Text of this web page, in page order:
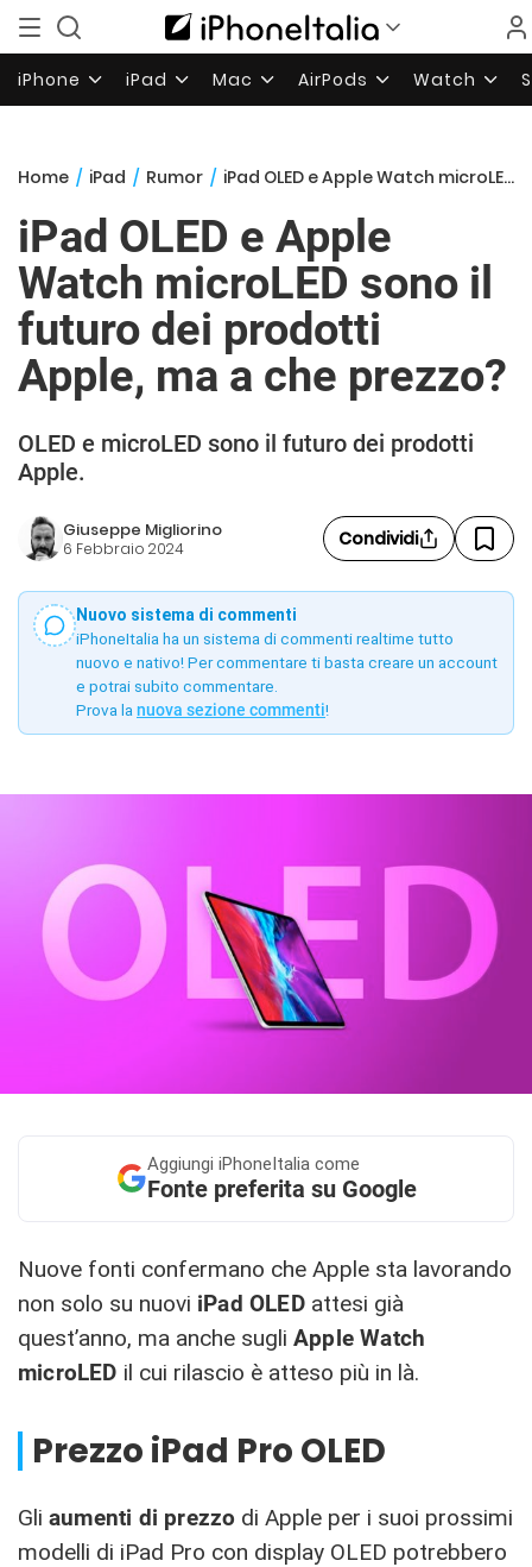
iPhone iPad Mac AirPods Watch
Home / iPad / Rumor / iPad OLED e Apple Watch microLED sono il futuro dei prodotti Apple, ma a che prezzo?
iPad OLED e Apple
Watch microLED sono il
futuro dei prodotti
Apple, ma a che prezzo?
OLED e microLED sono il futuro dei prodotti
Apple.
Giuseppe Migliorino
6 Febbraio 2024 Condividi
Nuovo sistema di commenti
iPhoneItalia ha un sistema di commenti realtime tutto
nuovo e nativo! Per commentare ti basta creare un account
e potrai subito commentare.
Prova la nuova sezione commenti!
Aggiungi iPhoneItalia come
Fonte preferita su Google
Nuove fonti confermano che Apple sta lavorando
non solo su nuovi iPad OLEDattesi già
quest’anno, ma anche sugli Apple Watch
microLED il cui rilascio è atteso più in là.
Prezzo iPad Pro OLED
Gli aumenti di prezzo di Apple per i suoi prossimi
modelli di iPad Pro con display OLED potrebbero